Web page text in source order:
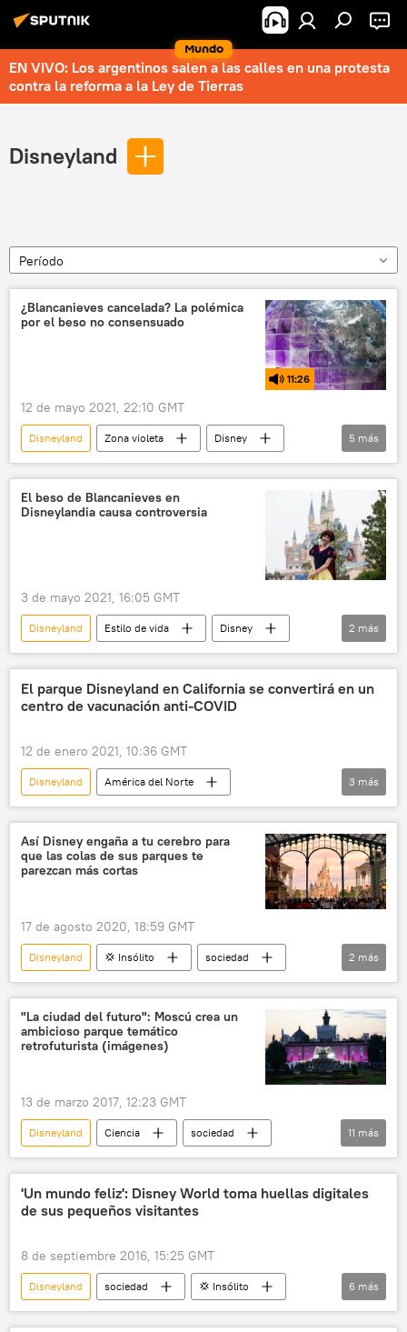
Mundo
EN VIVO: Los argentinos salen a las calles en una protesta
contra la reforma a la Ley de Tierras
Disneyland
Período
¿Blancanieves cancelada? La polémica
por el beso no consensuado
11:26
12 de mayo 2021, 22:10 GMT
Disneyland Zona violeta
Disney
violencia de género
feminismo
beso
Disney World
Princesas de Disney
5 más
El beso de Blancanieves en
Disneylandia causa controversia
3 de mayo 2021, 16:05 GMT
Disneyland Estilo de vida
Disney
parque de atracciones
👤 Gente
2 más
El parque Disneyland en California se convertirá en un
centro de vacunación anti-COVID
12 de enero 2021, 10:36 GMT
Disneyland
América del Norte
Internacional
EEUU
vacunación
noticias
3 más
Así Disney engaña a tu cerebro para
que las colas de sus parques te
parezcan más cortas
17 de agosto 2020, 18:59 GMT
Disneyland 💢 Insólito
sociedad
cerebro
noticias
2 más
"La ciudad del futuro": Moscú crea un
ambicioso parque temático
retrofuturista (imágenes)
13 de marzo 2017, 12:23 GMT
Disneyland Ciencia
sociedad
Internacional
Rusia
Tecnología
🎭 Arte y cultura
Moscú
JJOO de Sochi 2014
Unión Soviética (URSS)
11 más
'Un mundo feliz': Disney World toma huellas digitales
de sus pequeños visitantes
8 de septiembre 2016, 15:25 GMT
Disneyland sociedad
💢 Insólito
EEUU
Florida
Orlando
6 más